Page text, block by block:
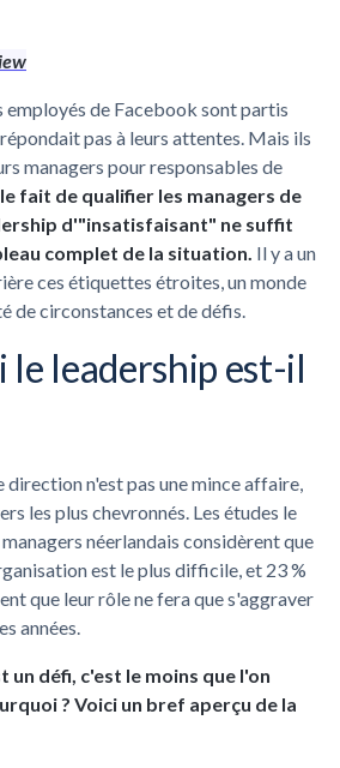
employés de Facebook sont partis
pas à leurs attentes. Mais ils
managers pour responsables de
fait de qualifier les managers de
d'"insatisfaisant" ne suffit
complet de la situation. Il y a un
ces étiquettes étroites, un monde
de circonstances et de défis.
le leadership est-il
direction n'est pas une mince affaire,
les plus chevronnés. Les études le
néerlandais considèrent que
est le plus difficile, et 23 %
que leur rôle ne fera que s'aggraver
années.
un défi, c'est le moins que l'on
? Voici un bref aperçu de la